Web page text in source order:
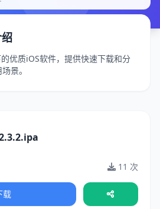
优质iOS软件，提供快速下载和分
景。
11 次
载